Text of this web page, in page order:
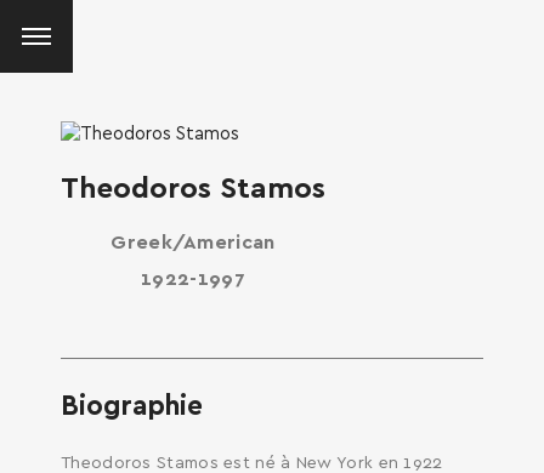
Theodoros Stamos
Greek/American
1922-1997
Biographie
Theodoros Stamos est né à New York en 1922